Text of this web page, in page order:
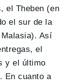
, el Theben (en
el sur de la
Así
el
y el último
En cuanto a